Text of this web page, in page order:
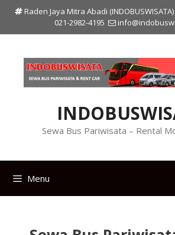
Langsung
isi
Raden Jaya Mitra Abadi (INDOBUSWISATA)
021-2982-4195
Sewa Bus Pariwisata – Rental
Menu